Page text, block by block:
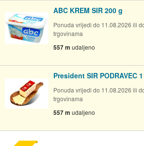
ABC KREM SIR 200 g
Ponuda vrijedi do 11.08.2026 ili
trgovinama
557 m udaljeno
President SIR PODRAVEC
Ponuda vrijedi do 11.08.2026 ili
trgovinama
557 m udaljeno